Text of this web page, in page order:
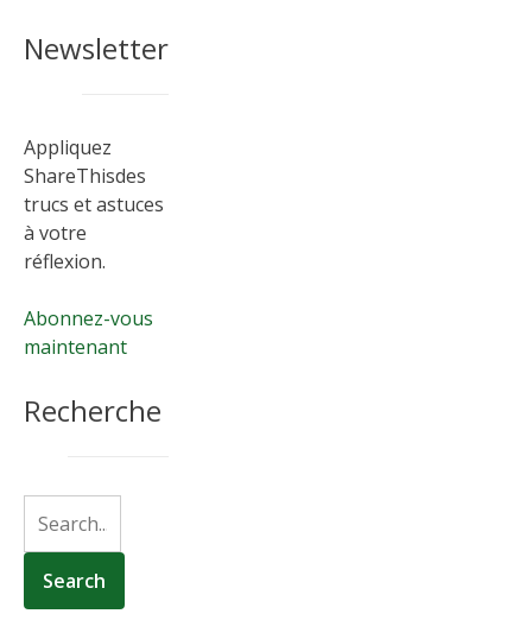
Newsletter
Appliquez
ShareThisdes
trucs et astuces
à votre
réflexion.
Abonnez-vous
maintenant
Recherche